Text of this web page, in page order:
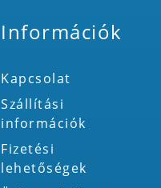
Információk
Kapcsolat
Szállítási
információk
Fizetési
lehetőségek